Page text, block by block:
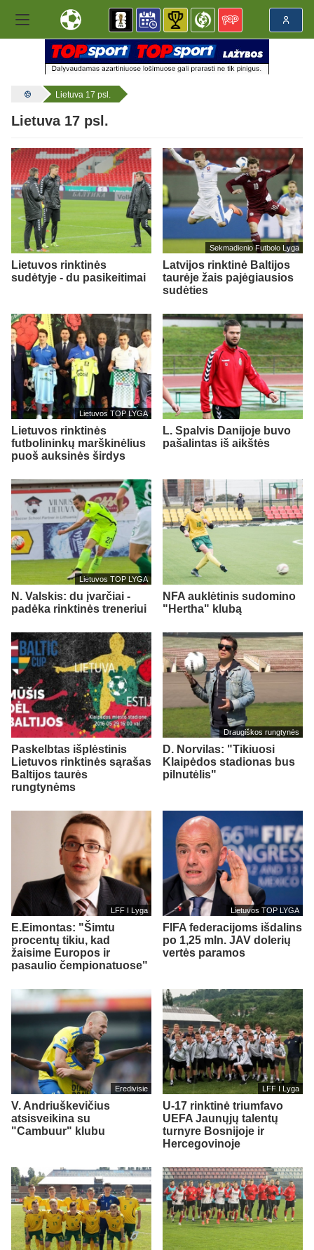
Lietuva 17 psl.
Lietuva 17 psl.
Lietuvos rinktinės
sudėtyje - du pasikeitimai
Sekmadienio Futbolo Lyga
Latvijos rinktinė Baltijos
taurėje žais pajėgiausios
sudėties
Lietuvos TOP LYGA
Lietuvos rinktinės
futbolininkų marškinėlius
puoš auksinės širdys
L. Spalvis Danijoje buvo
pašalintas iš aikštės
Lietuvos TOP LYGA
N. Valskis: du įvarčiai -
padėka rinktinės treneriui
NFA auklėtinis sudomino
"Hertha" klubą
Paskelbtas išplėstinis
Lietuvos rinktinės sąrašas
Baltijos taurės
rungtynėms
Draugiškos rungtynės
D. Norvilas: "Tikiuosi
Klaipėdos stadionas bus
pilnutėlis"
LFF I Lyga
E.Eimontas: "Šimtu
procentų tikiu, kad
žaisime Europos ir
pasaulio čempionatuose"
Lietuvos TOP LYGA
FIFA federacijoms išdalins
po 1,25 mln. JAV dolerių
vertės paramos
Eredivisie
V. Andriuškevičius
atsisveikina su
"Cambuur" klubu
LFF I Lyga
U-17 rinktinė triumfavo
UEFA Jaunųjų talentų
turnyre Bosnijoje ir
Hercegovinoje